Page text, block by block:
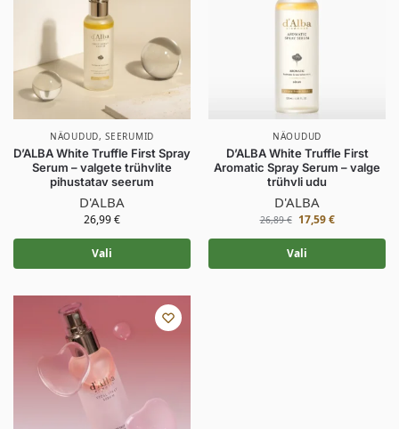
NÄOUDUD,SEERUMID
D’ALBA White Truffle First Spray
Serum – valgete trühvlite
pihustatav seerum
D'ALBA
26,99€
Vali
NÄOUDUD
D’ALBA White Truffle First
Aromatic Spray Serum – valge
trühvli udu
D'ALBA
26,89€ 17,59€
Vali